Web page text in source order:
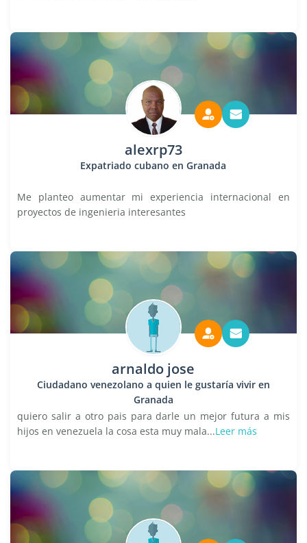
alexrp73
Expatriado cubano en Granada
Me planteo aumentar mi experiencia internacional en
proyectos de ingenieria interesantes
arnaldo jose
Ciudadano venezolano a quien le gustaría vivir en
Granada
quiero salir a otro pais para darle un mejor futura a mis
hijos en venezuela la cosa esta muy mala...Leer más